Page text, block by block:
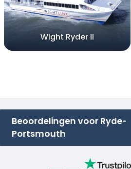
Wight Ryder II
Beoordelingen voor Ryde-
Portsmouth